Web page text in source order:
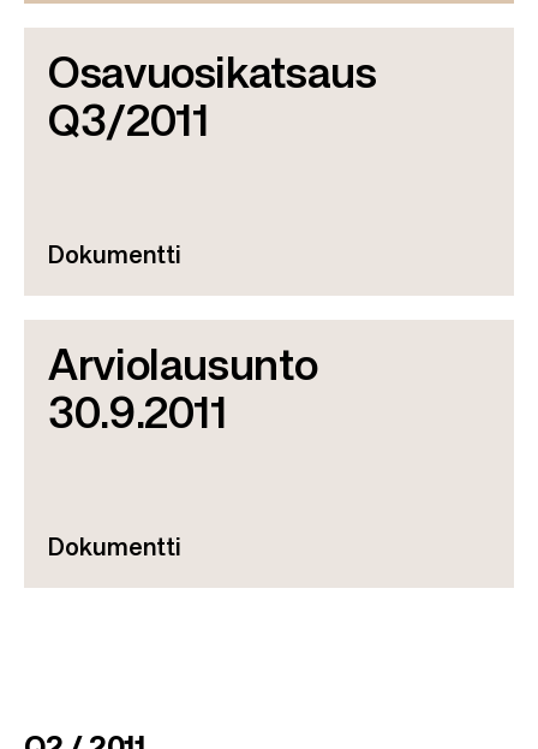
Osavuosikatsaus
Q3/2011
Dokumentti
Arviolausunto
30.9.2011
Dokumentti